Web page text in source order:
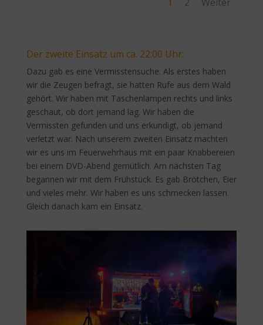
Der zweite Einsatz um ca. 22:00 Uhr:
Dazu gab es eine Vermisstensuche. Als erstes haben
wir die Zeugen befragt, sie hatten Rufe aus dem Wald
gehört. Wir haben mit Taschenlampen rechts und links
geschaut, ob dort jemand lag. Wir haben die
Vermissten gefunden und uns erkundigt, ob jemand
verletzt war. Nach unserem zweiten Einsatz machten
wir es uns im Feuerwehrhaus mit ein paar Knabbereien
bei einem DVD-Abend gemütlich. Am nächsten Tag
begannen wir mit dem Frühstück. Es gab Brötchen, Eier
und vieles mehr. Wir haben es uns schmecken lassen.
Gleich danach kam ein Einsatz.